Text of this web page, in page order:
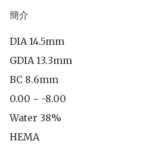
簡介
DIA 14.5mm
GDIA 13.3mm
BC 8.6mm
0.00 ~ -8.00
Water 38%
HEMA